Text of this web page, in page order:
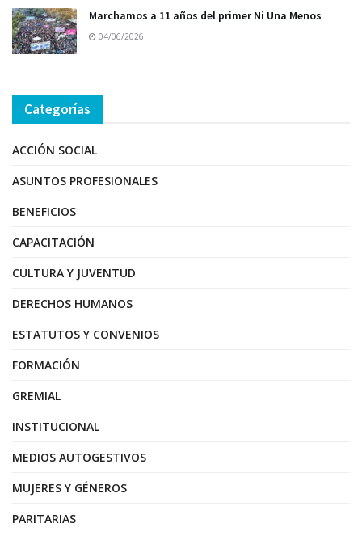
Marchamos a 11 años del primer Ni Una Menos
04/06/2026
Categorías
ACCIÓN SOCIAL
ASUNTOS PROFESIONALES
BENEFICIOS
CAPACITACIÓN
CULTURA Y JUVENTUD
DERECHOS HUMANOS
ESTATUTOS Y CONVENIOS
FORMACIÓN
GREMIAL
INSTITUCIONAL
MEDIOS AUTOGESTIVOS
MUJERES Y GÉNEROS
PARITARIAS